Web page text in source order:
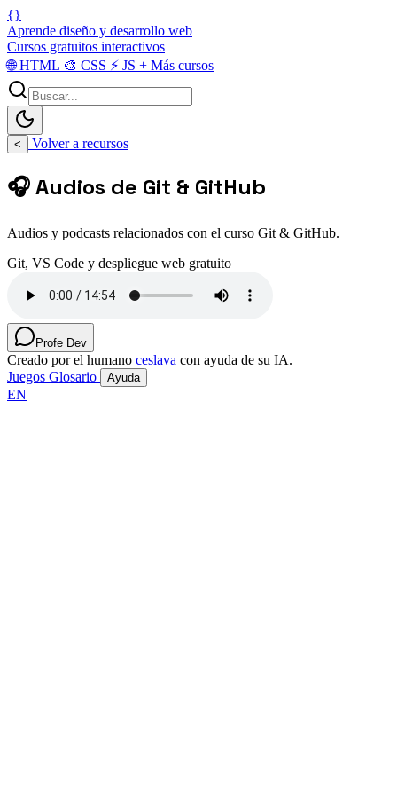
{}
Aprende diseño y desarrollo web
Cursos gratuitos interactivos
🌐HTML 🎨 CSS ⚡ JS + Más cursos
< Volver a recursos
🎧 Audios de Git & GitHub
Audios y podcasts relacionados con el curso Git & GitHub.
Git, VS Code y despliegue web gratuito
Profe Dev
Creado por el humano ceslava con ayuda de su IA.
Juegos Glosario Ayuda
EN